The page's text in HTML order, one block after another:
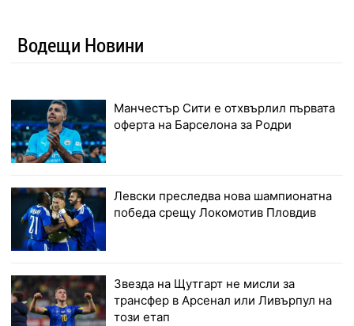
Водещи Новини
Манчестър Сити е отхвърлил първата
оферта на Барселона за Родри
Левски преследва нова шампионатна
победа срещу Локомотив Пловдив
Звезда на Щутгарт не мисли за
трансфер в Арсенал или Ливърпул на
този етап